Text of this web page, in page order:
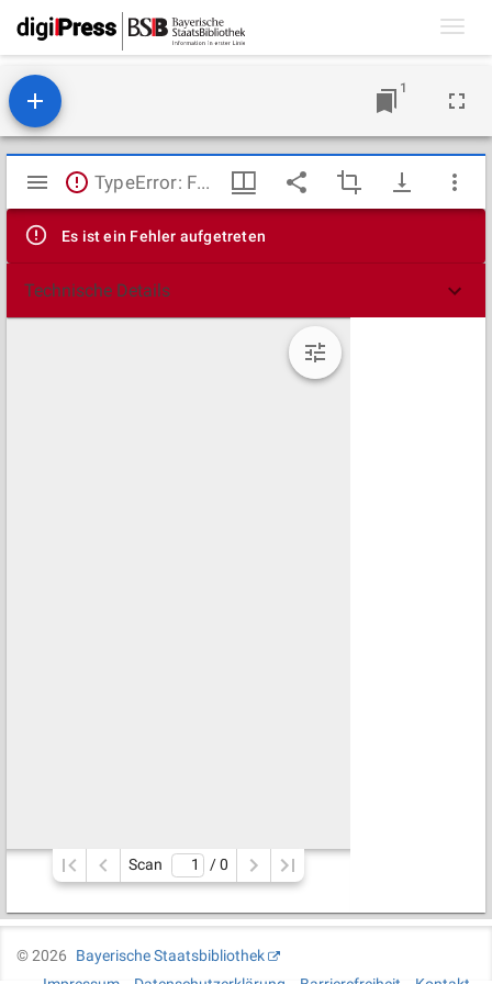
1
Mirador
Viewer
TypeError: Failed to fetch
Es ist ein Fehler aufgetreten
Technische Details
Scan / 0
©2026
Bayerische Staatsbibliothek